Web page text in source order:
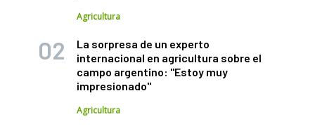
Agricultura
La sorpresa de un experto
internacional en agricultura sobre el
campo argentino: "Estoy muy
impresionado"
Agricultura